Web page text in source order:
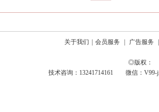
关于我们 会员服务 广告服务
◎版权：
技术咨询：13241714161 微信：V99-